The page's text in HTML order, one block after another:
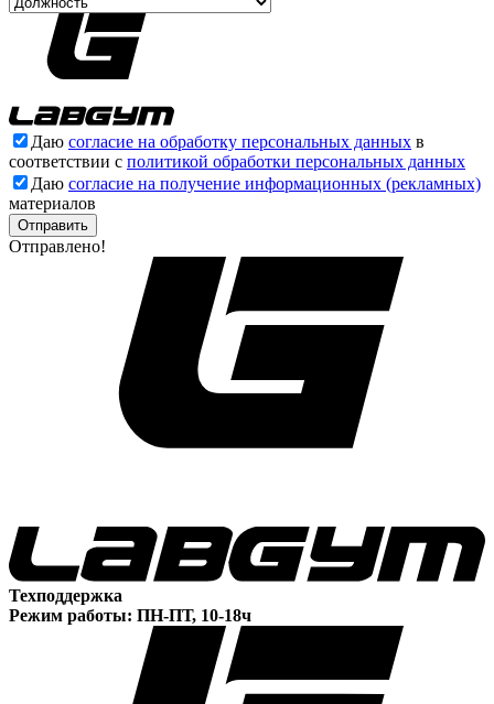
Даю согласие на обработку персональных данных в
соответствии с политикой обработки персональных данных
Даю согласие на получение информационных (рекламных)
материалов
Отправлено!
Техподдержка
Режим работы: ПН-ПТ, 10-18ч